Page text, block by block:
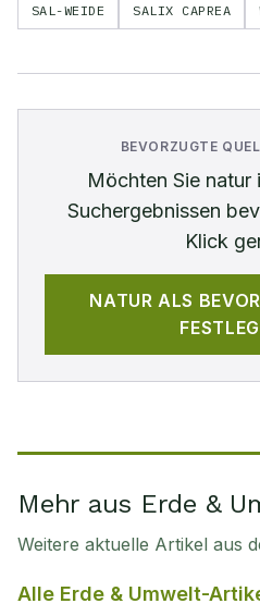
SAL-WEIDE SALIX CAPREA
BEVORZUGTE
Möchten Sie natur
Suchergebnissen
Klick
NATUR ALS
Mehr aus Erde &
Weitere aktuelle Artikel aus
Alle Erde & Umwelt-